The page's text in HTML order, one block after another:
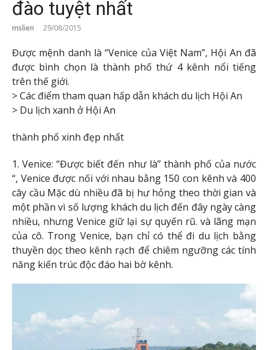
đào tuyệt nhất
mslien 29/08/2015
Được mệnh danh là “Venice của Việt Nam”, Hội An đã
được bình chọn là thành phố thứ 4 kênh nổi tiếng
trên thế giới.
> Các điểm tham quan hấp dẫn khách du lịch Hội An
> Du lịch xanh ở Hội An
thành phố xinh đẹp nhất
1. Venice: “Được biết đến như là” thành phố của nước
“, Venice được nối với nhau bằng 150 con kênh và 400
cây cầu Mặc dù nhiều đã bị hư hỏng theo thời gian và
một phần vì số lượng khách du lịch đến đây ngày càng
nhiều, nhưng Venice giữ lại sự quyến rũ. và lãng mạn
của cô. Trong Venice, bạn chỉ có thể đi du lịch bằng
thuyền dọc theo kênh rạch để chiêm ngưỡng các tính
năng kiến ​​trúc độc đáo hai bờ kênh.